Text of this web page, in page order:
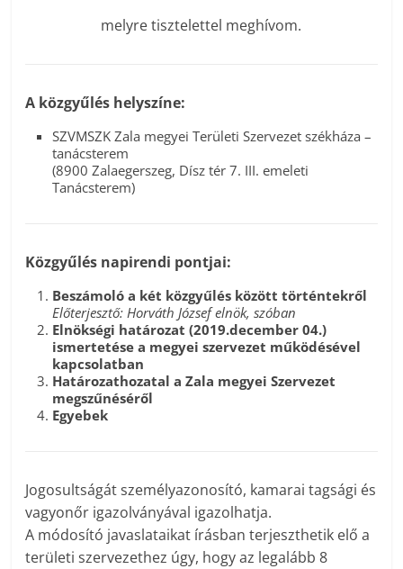
melyre tisztelettel meghívom.
A közgyűlés helyszíne:
SZVMSZK Zala megyei Területi Szervezet székháza –
tanácsterem
(8900 Zalaegerszeg, Dísz tér 7. III. emeleti
Tanácsterem)
Közgyűlés napirendi pontjai:
Beszámoló a két közgyűlés között történtekről
Előterjesztő: Horváth József elnök, szóban
Elnökségi határozat (2019.december 04.)
ismertetése a megyei szervezet működésével
kapcsolatban
Határozathozatal a Zala megyei Szervezet
megszűnéséről
Egyebek
Jogosultságát személyazonosító, kamarai tagsági és
vagyonőr igazolványával igazolhatja.
A módosító javaslataikat írásban terjeszthetik elő a
területi szervezethez úgy, hogy az legalább 8